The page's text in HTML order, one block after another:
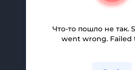
Помощь И Поддержка
Партнерская
Политика
Что-то пошло не так.
went wrong. Failed